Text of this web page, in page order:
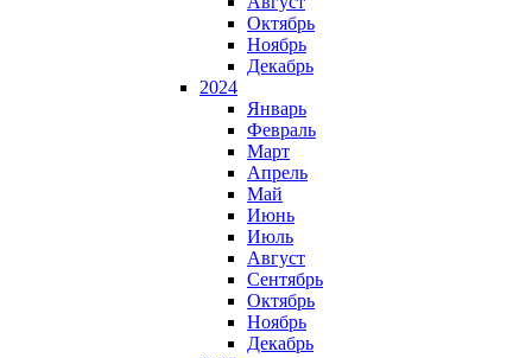
Октябрь
Ноябрь
Декабрь
2024
Январь
Февраль
Март
Апрель
Май
Июнь
Июль
Август
Сентябрь
Октябрь
Ноябрь
Декабрь